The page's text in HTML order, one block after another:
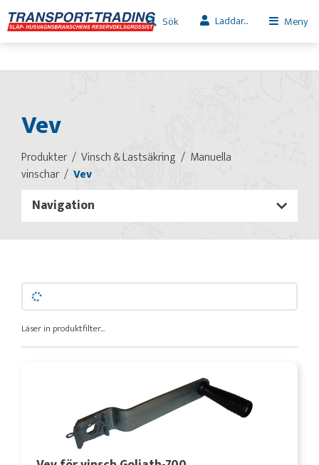
Sök Laddar... Meny
Vev
Produkter Vinsch & Lastsäkring
Manuella
vinschar
Vev
Navigation
Läser in produktfilter...